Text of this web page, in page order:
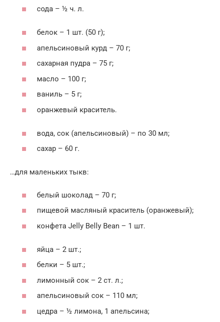
сода – ½ ч. л.
белок – 1 шт. (50 г);
апельсиновый курд – 70 г;
сахарная пудра – 75 г;
масло – 100 г;
ваниль – 5 г;
оранжевый краситель.
вода, сок (апельсиновый) – по 30 мл;
сахар – 60 г.
…для маленьких тыкв:
белый шоколад – 70 г;
пищевой масляный краситель (оранжевый);
конфета Jelly Belly Bean – 1 шт.
яйца – 2 шт.;
белки – 5 шт.;
лимонный сок – 2 ст. л.;
апельсиновый сок – 110 мл;
цедра – ½ лимона, 1 апельсина;